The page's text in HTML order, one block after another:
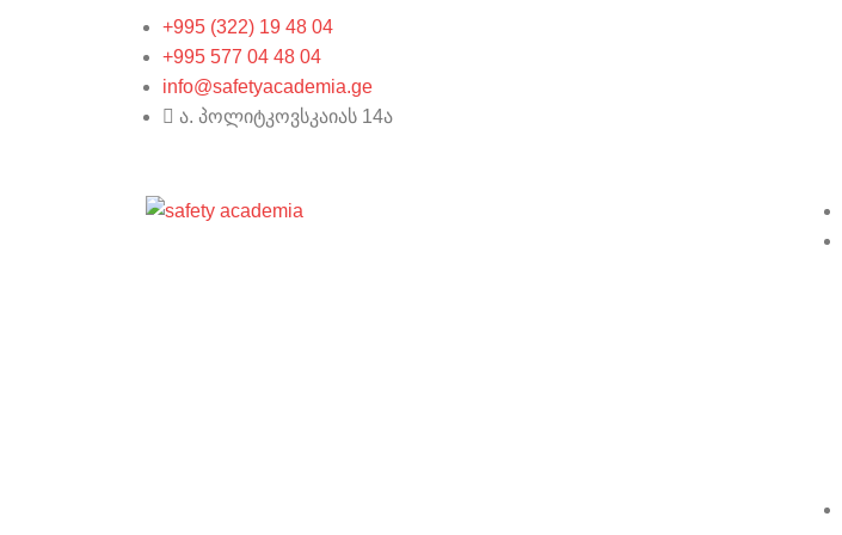
+995 (322) 19 48 04
+995 577 04 48 04
info@safetyacademia.ge
ა. პოლიტკოვსკაიას 14ა